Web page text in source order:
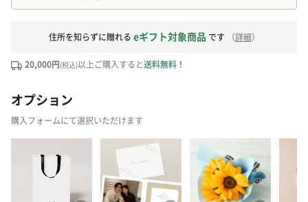
住所を知らずに贈れる eギフト対象商品 です （詳細）
20,000円(税込)以上ご購入すると送料無料！
オプション
購入フォームにて選択いただけます